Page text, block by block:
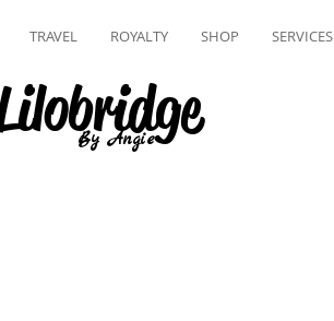
TRAVEL ROYALTY SHOP SERVICES
By Angie